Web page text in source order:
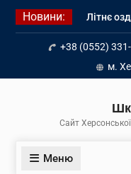
Перейти
Новини:
Літнє
Діалог з
до
+38 (0552)
м.
Сайт
Меню